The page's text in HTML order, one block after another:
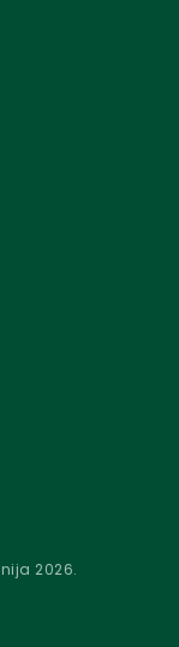
2026.